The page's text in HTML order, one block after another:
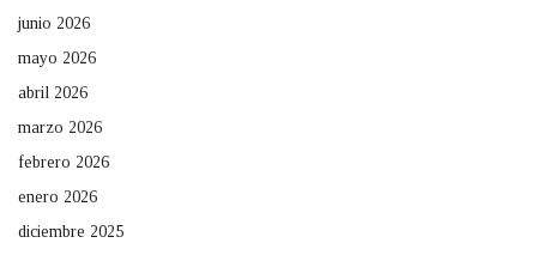
junio 2026
mayo 2026
abril 2026
marzo 2026
febrero 2026
enero 2026
diciembre 2025